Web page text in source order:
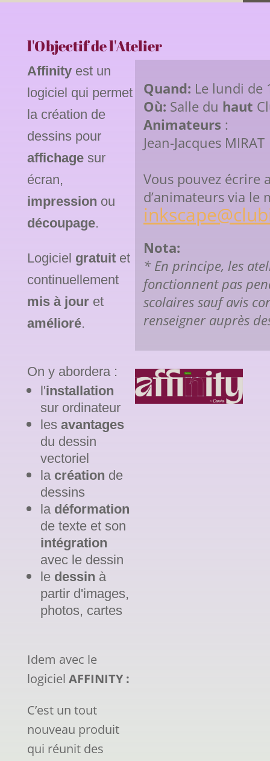
l'Objectif de l'Atelier
Affinityest un
logiciel qui permet
la création de
dessins pour
affichagesur
écran,
impression ou
découpage.
Logiciel gratuitet
continuellement
mis à jouret
amélioré.
On y abordera :
l'installation
sur ordinateur
les avantages
du dessin
vectoriel
la création de
dessins
la déformation
de texte et son
intégration
avec le dessin
le dessin à
partir d'images,
photos, cartes
Idem avec le
logiciel AFFINITY :
C’est un tout
nouveau produit
qui réunit des
Quand: Le lundi de
Où: Salle du haut
Animateurs :
Jean-Jacques MIRAT
Vous pouvez écrire
d’animateurs via le
Nota:
* En principe, les
fonctionnent pas
scolaires sauf avis
renseigner auprès